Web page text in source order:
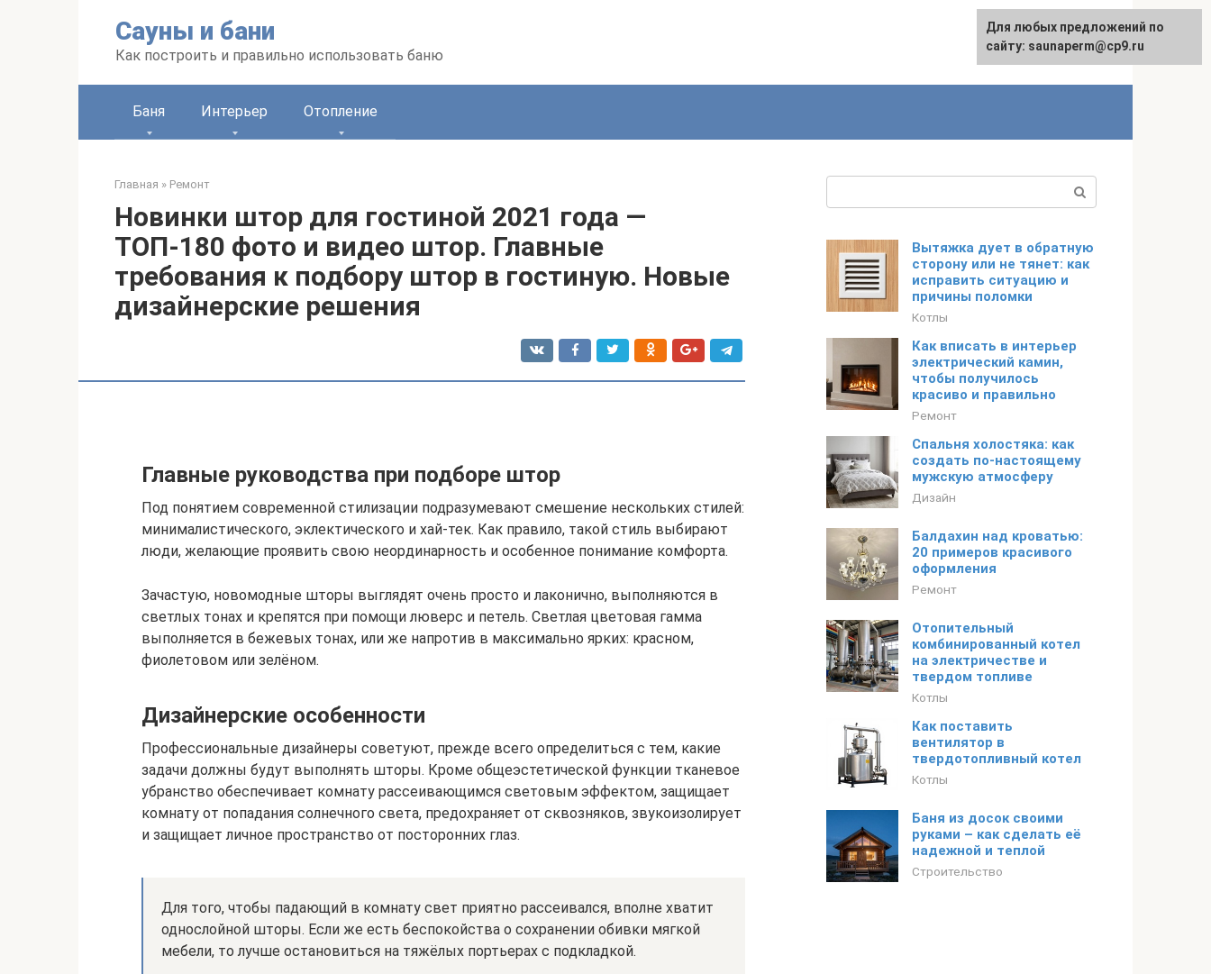
Сауны и бани
Как построить и правильно использовать баню
Баня Интерьер Отопление
Главная » Ремонт
Новинки штор для гостиной 2021 года —
ТОП-180 фото и видео штор. Главные
требования к подбору штор в гостиную. Новые
дизайнерские решения
Главные руководства при подборе штор
Под понятием современной стилизации подразумевают смешение нескольких стилей:
минималистического, эклектического и хай-тек. Как правило, такой стиль выбирают
люди, желающие проявить свою неординарность и особенное понимание комфорта.
Зачастую, новомодные шторы выглядят очень просто и лаконично, выполняются в
светлых тонах и крепятся при помощи люверс и петель. Светлая цветовая гамма
выполняется в бежевых тонах, или же напротив в максимально ярких: красном,
фиолетовом или зелёном.
Дизайнерские особенности
Профессиональные дизайнеры советуют, прежде всего определиться с тем, какие
задачи должны будут выполнять шторы. Кроме общеэстетической функции тканевое
убранство обеспечивает комнату рассеивающимся световым эффектом, защищает
комнату от попадания солнечного света, предохраняет от сквозняков, звукоизолирует
и защищает личное пространство от посторонних глаз.
Для того, чтобы падающий в комнату свет приятно рассеивался, вполне хватит
однослойной шторы. Если же есть беспокойства о сохранении обивки мягкой
мебели, то лучше остановиться на тяжёлых портьерах с подкладкой.
Вытяжка дует в обратную
сторону или не тянет: как
исправить ситуацию и
причины поломки
Котлы
Как вписать в интерьер
электрический камин,
чтобы получилось
красиво и правильно
Ремонт
Спальня холостяка: как
создать по-настоящему
мужскую атмосферу
Дизайн
Балдахин над кроватью:
20 примеров красивого
оформления
Ремонт
Отопительный
комбинированный котел
на электричестве и
твердом топливе
Котлы
Как поставить
вентилятор в
твердотопливный котел
Котлы
Баня из досок своими
руками – как сделать её
надежной и теплой
Строительство
Для любых предложений по
сайту: saunaperm@cp9.ru